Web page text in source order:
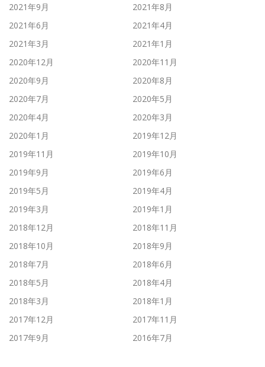
2021年9月
2021年8月
2021年6月
2021年4月
2021年3月
2021年1月
2020年12月
2020年11月
2020年9月
2020年8月
2020年7月
2020年5月
2020年4月
2020年3月
2020年1月
2019年12月
2019年11月
2019年10月
2019年9月
2019年6月
2019年5月
2019年4月
2019年3月
2019年1月
2018年12月
2018年11月
2018年10月
2018年9月
2018年7月
2018年6月
2018年5月
2018年4月
2018年3月
2018年1月
2017年12月
2017年11月
2017年9月
2016年7月